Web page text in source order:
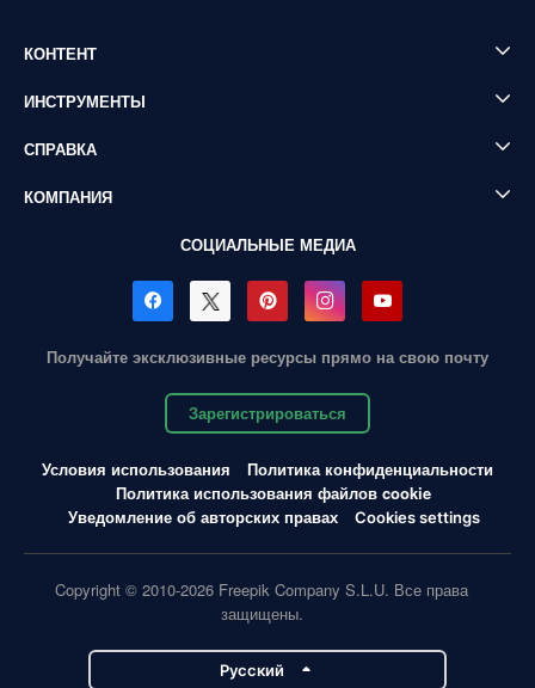
КОНТЕНТ
ИНСТРУМЕНТЫ
СПРАВКА
КОМПАНИЯ
СОЦИАЛЬНЫЕ МЕДИА
Получайте эксклюзивные ресурсы прямо на свою почту
Зарегистрироваться
Условия использования
Политика конфиденциальности
Политика использования файлов cookie
Уведомление об авторских правах
Cookies settings
Copyright © 2010-2026 Freepik Company S.L.U. Все права
защищены.
Pусский